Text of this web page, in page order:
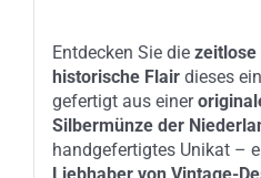
Entdecken Sie die zeitlose
historische Flairdieses
gefertigt aus einer
Silbermünze der
handgefertigtes Unikat –
Liebhaber von Vintage-